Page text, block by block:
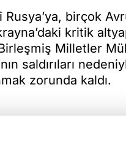
birçok
kritik
Milletler
saldırıları
zorunda kaldı.